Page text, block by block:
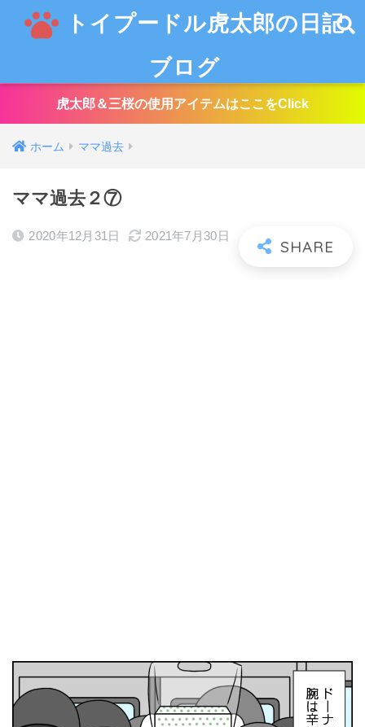
トイプードル虎太郎の日記
ブログ
虎太郎＆三桜の使用アイテムはここをClick
ホーム ママ過去
ママ過去２⑦
2020年12月31日 2021年7月30日